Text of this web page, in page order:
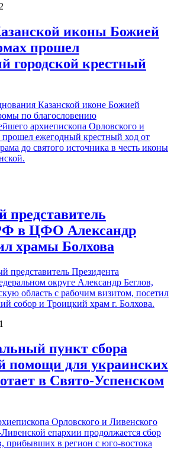
иконы Божией
прошел
городской крестный
Казанской иконе Божией
по благословению
архиепископа Орловского и
ежегодный крестный ход от
до святого источника в честь иконы
в ЦФО Александр
храмы Болхова
представитель Президента
округе Александр Беглов,
область с рабочим визитом, посетил
собор и Троицкий храм г. Болхова.
пункт сбора
помощи для украинских
в Свято-Успенском
Орловского и Ливенского
епархии продолжается сбор
прибывших в регион с юго-востока